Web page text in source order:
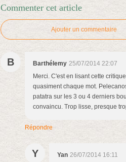
Commenter cet article
Ajouter un commentaire
B Barthélemy 25/07/2014 22:07
Merci. C'est en lisant cette
quasiment chaque mot.
patatra sur les 3 ou 4 derniers
convaincu. Trop lisse, presque
Répondre
Y Yan 26/07/2014 16:11